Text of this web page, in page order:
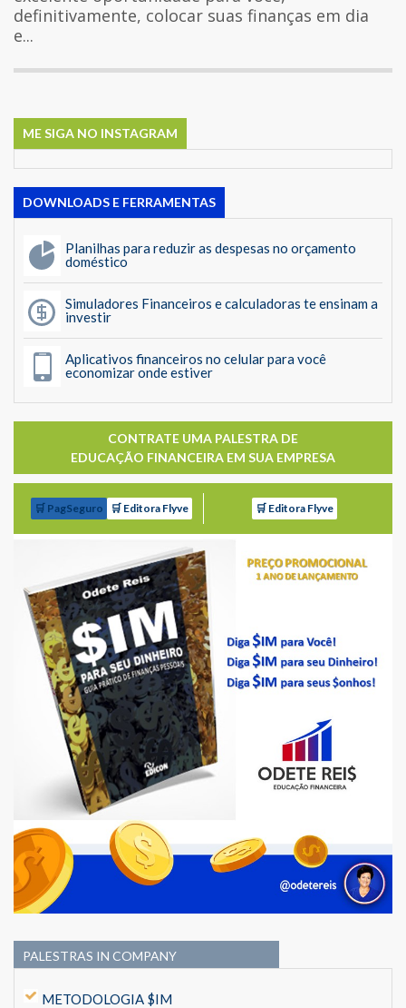
definitivamente, colocar suas finanças em dia
e...
ME SIGA NO INSTAGRAM
DOWNLOADS E FERRAMENTAS
Planilhas para reduzir as despesas no orçamento
doméstico
Simuladores Financeiros e calculadoras te ensinam a
investir
Aplicativos financeiros no celular para você
economizar onde estiver
CONTRATE UMA PALESTRA DE
EDUCAÇÃO FINANCEIRA EM SUA EMPRESA
🛒 PagSeguro 🛒 Editora Flyve 🛒 Editora Flyve
PALESTRAS IN COMPANY
METODOLOGIA $IM